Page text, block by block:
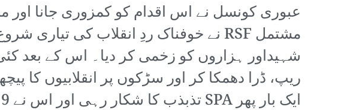
عبوری کونسل نے اس اقدام کو کمزوری جانا اور
شہیداور ہزاروں کو زخمی کر دیا۔ اس کے بعد
ریپ، ڈرا دھمکا کر اور سڑکوں پر انقلابیوں کا